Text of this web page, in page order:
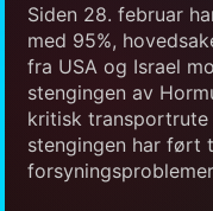
Siden 28. februar
med 95%,
fra USA og Israel
stengingen av
kritisk
stengingen har ført